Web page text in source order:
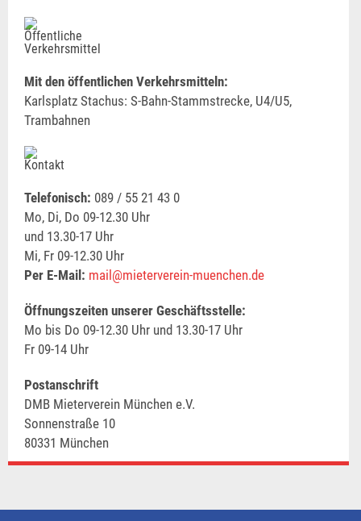
Mit den öffentlichen Verkehrsmitteln:
Karlsplatz Stachus: S-Bahn-Stammstrecke, U4/U5,
Trambahnen
Telefonisch: 089 / 55 21 43 0
Mo, Di, Do 09-12.30 Uhr
und 13.30-17 Uhr
Mi, Fr 09-12.30 Uhr
Per E-Mail: mail@mieterverein-muenchen.de
Öffnungszeiten unserer Geschäftsstelle:
Mo bis Do 09-12.30 Uhr und 13.30-17 Uhr
Fr 09-14 Uhr
Postanschrift
DMB Mieterverein München e.V.
Sonnenstraße 10
80331 München